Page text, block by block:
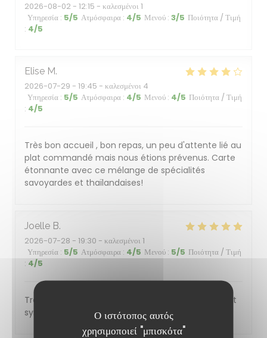
Ο ιστότοπος αυτός
χρησιμοποιεί "μπισκότα"
2026-08-02 - 12:15 - καλεσμένοι 1
Υπηρεσία : 5/5 Ατμόσφαιρα : 4/5 Μενού : 3/5 Ποιότητα / Τιμή
: 4/5
Elise M
2026-07-29 - 19:45 - καλεσμένοι 4
Υπηρεσία : 5/5 Ατμόσφαιρα : 4/5 Μενού : 4/5 Ποιότητα / Τιμή
: 4/5
Très bon accueil , bon repas, un peu d'attente lié au
plat commandé mais nous étions prévenus. Carte
étonnante avec ce mélange de spécialités
savoyardes et thaïlandaises!
Joelle B
2026-07-28 - 19:30 - καλεσμένοι 1
Υπηρεσία : 5/5 Ατμόσφαιρα : 4/5 Μενού : 5/5 Ποιότητα / Τιμή
: 4/5
Très bon rapport qualité prix, personnel efficace et
sympathique